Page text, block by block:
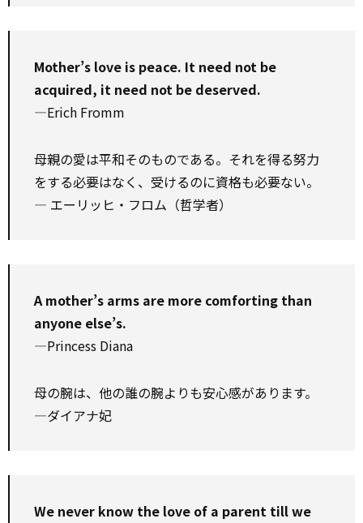
Mother’s love is peace. It need not be
acquired, it need not be deserved.
—Erich Fromm
母親の愛は平和そのものである。それを得る努力
をする必要はなく、受けるのに資格も必要ない。
― エーリッヒ・フロム（哲学者）
A mother’s arms are more comforting than
anyone else’s.
—Princess Diana
母の腕は、他の誰の腕よりも安心感があります。
―ダイアナ妃
We never know the love of a parent till we